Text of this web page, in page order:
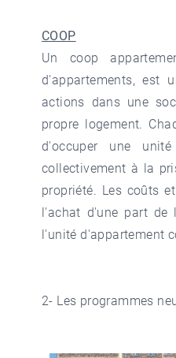
COOP
Un coop
d'appartements, est
actions dans une
propre logement.
d'occuper une
collectivement à la
propriété. Les coûts
l'achat d'une part de
l'unité d'appartement
2- Les programmes